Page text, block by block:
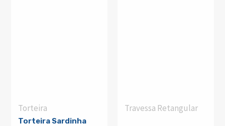
Torteira
Torteira Sardinha
Travessa Retangular